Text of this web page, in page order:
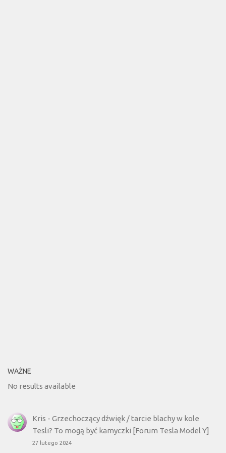
WAŻNE
No results available
Kris - Grzechoczący dźwięk / tarcie blachy w kole
Tesli? To mogą być kamyczki [Forum Tesla Model Y]
27 lutego 2024